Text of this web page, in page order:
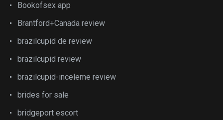
Bookofsex app
Brantford+Canada review
brazilcupid de review
brazilcupid review
brazilcupid-inceleme review
brides for sale
bridgeport escort